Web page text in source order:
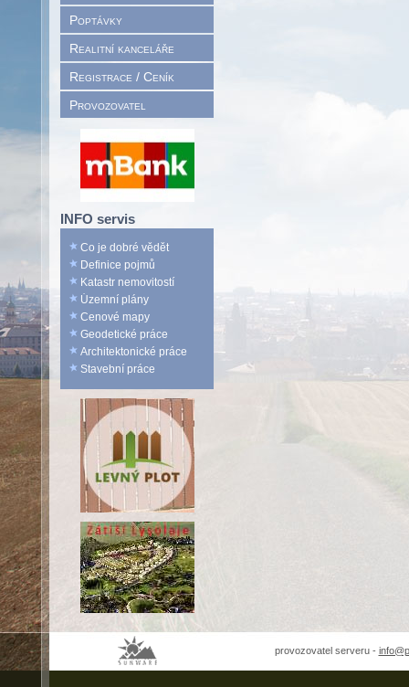
Poptávky
Realitní kanceláře
Registrace / Ceník
Provozovatel
INFO servis
Co je dobré vědět
Definice pojmů
Katastr nemovitostí
Územní plány
Cenové mapy
Geodetické práce
Architektonické práce
Stavební práce
provozovatel serveru -